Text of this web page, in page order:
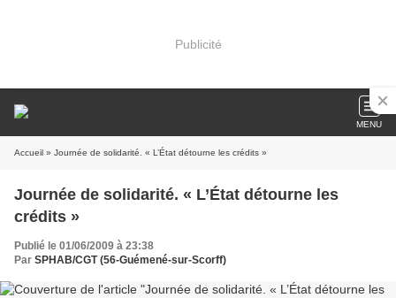
Publicité
MENU
Accueil » Journée de solidarité. « L’État détourne les crédits »
Journée de solidarité. « L’État détourne les
crédits »
Publié le 01/06/2009 à 23:38
Par SPHAB/CGT (56-Guémené-sur-Scorff)